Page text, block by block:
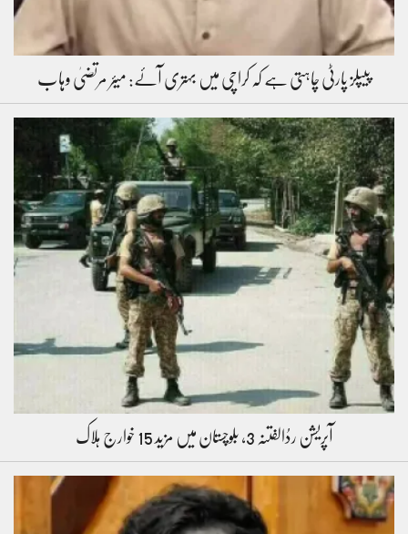
پیپلز پارٹی چاہتی ہے کہ کراچی میں بہتری آئے: میئر مرتضیٰ وہاب
آپریشن ردُالفتنہ 3، بلوچستان میں مزید 15 خوارج ہلاک